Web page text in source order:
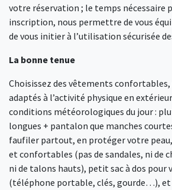
votre réservation ; le temps nécessaire
inscription, nous permettre de vous
de vous initier à l’utilisation sécurisée
La bonne tenue
Choisissez des vêtements
adaptés à l’activité physique en extérieur
conditions météorologiques du jour :
longues + pantalon que manches
faufiler partout, en protéger votre
et confortables (pas de sandales, ni de
ni de talons hauts), petit sac à dos pour
(téléphone portable, clés, gourde…), et